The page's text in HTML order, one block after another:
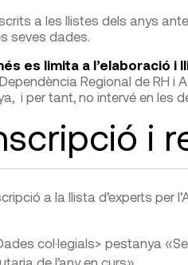
a les llistes dels anys
seves dades.
es limita a l’elaboració i
Regional de RH
i per tant, no intervé en les
i
a la llista d’experts per
col·legials> pestanya
de l’any en curs»